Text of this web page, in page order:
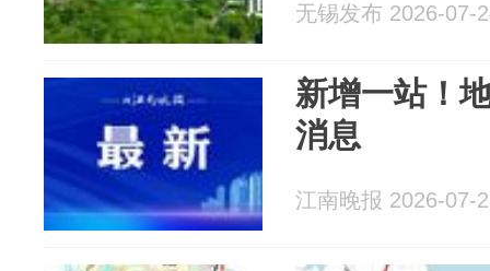
无锡发布 2026-07-
新增一站！
消息
江南晚报 2026-07-